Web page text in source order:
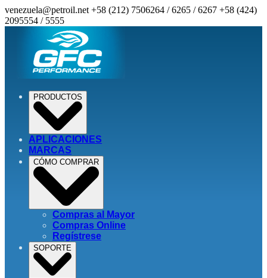
venezuela@petroil.net +58 (212) 7506264 / 6265 / 6267 +58 (424)
2095554 / 5555
PRODUCTOS
APLICACIONES
MARCAS
CÓMO COMPRAR
Compras al Mayor
Compras Online
Regístrese
SOPORTE